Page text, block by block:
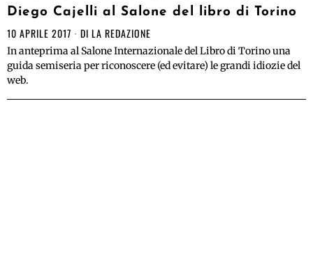
Diego Cajelli al Salone del libro di Torino
10 APRILE 2017 DI LA REDAZIONE
In anteprima al Salone Internazionale del Libro di Torino una
guida semiseria per riconoscere (ed evitare) le grandi idiozie del
web.